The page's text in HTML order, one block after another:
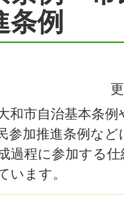
条例
和市自治基本条
参加推進条例な
過程に参加する
います。